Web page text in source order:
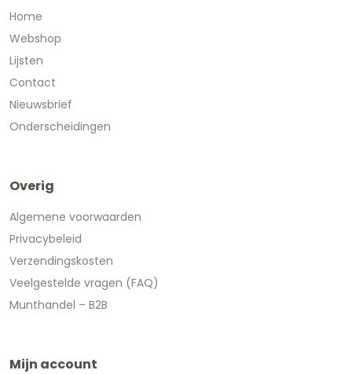
Home
Webshop
Lijsten
Contact
Nieuwsbrief
Onderscheidingen
Overig
Algemene voorwaarden
Privacybeleid
Verzendingskosten
Veelgestelde vragen (FAQ)
Munthandel – B2B
Mijn account